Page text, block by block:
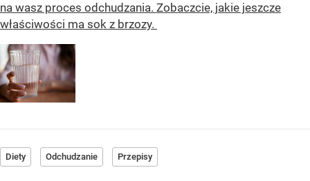
na wasz proces odchudzania. Zobaczcie, jakie jeszcze
właściwości ma sok z brzozy.
Diety Odchudzanie Przepisy